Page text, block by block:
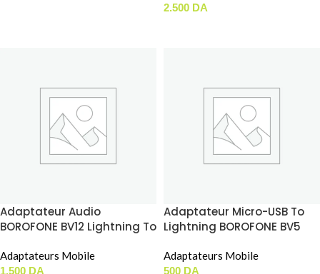
2.500 DA
Adaptateur Audio
BOROFONE BV12 Lightning To
Femelle
Adaptateurs Mobile
1.500 DA
Adaptateur Micro-USB To
Lightning BOROFONE BV5
Adaptateurs Mobile
500 DA